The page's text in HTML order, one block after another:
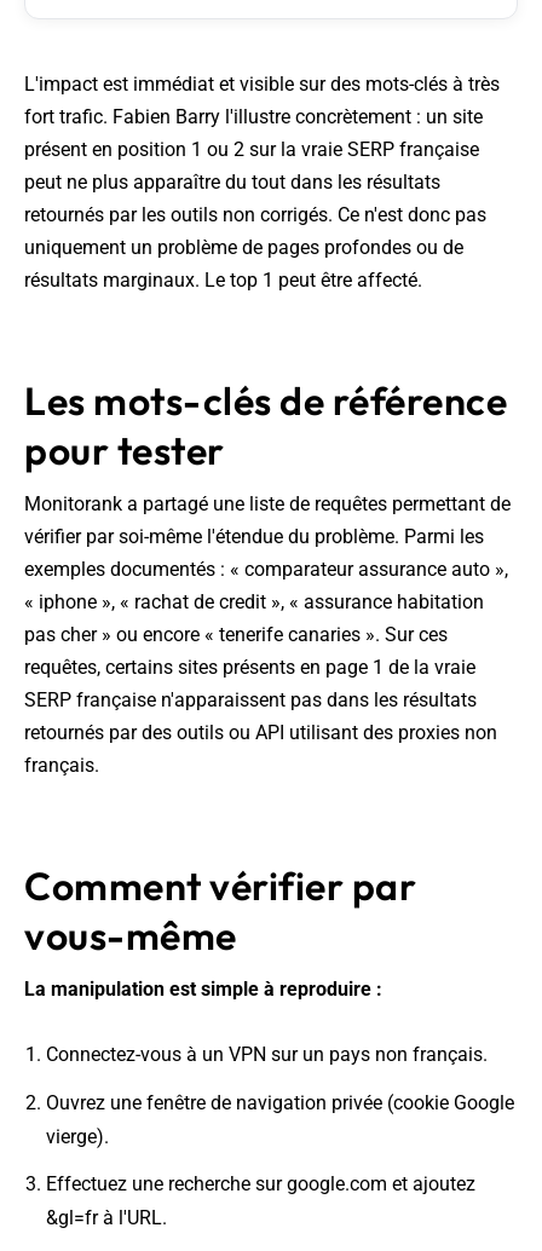
L'impact est immédiat et visible sur des mots-clés à très
fort trafic. Fabien Barry l'illustre concrètement : un site
présent en position 1 ou 2 sur la vraie SERP française
peut ne plus apparaître du tout dans les résultats
retournés par les outils non corrigés. Ce n'est donc pas
uniquement un problème de pages profondes ou de
résultats marginaux. Le top 1 peut être affecté.
Les mots-clés de référence
pour tester
Monitorank a partagé une liste de requêtes permettant de
vérifier par soi-même l'étendue du problème. Parmi les
exemples documentés : « comparateur assurance auto »,
« iphone », « rachat de credit », « assurance habitation
pas cher » ou encore « tenerife canaries ». Sur ces
requêtes, certains sites présents en page 1 de la vraie
SERP française n'apparaissent pas dans les résultats
retournés par des outils ou API utilisant des proxies non
français.
Comment vérifier par
vous-même
La manipulation est simple à reproduire :
Connectez-vous à un VPN sur un pays non français.
Ouvrez une fenêtre de navigation privée (cookie Google
vierge).
Effectuez une recherche sur google.com et ajoutez
&gl=fr à l'URL.